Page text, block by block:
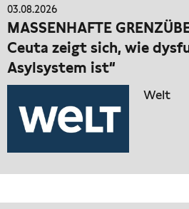
03.08.2026
MASSENHAFTE
Ceuta zeigt sich, wie
Asylsystem ist“
Welt